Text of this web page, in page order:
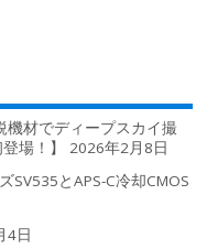
機材でディープスカイ撮
場！】
2026年2月8日
SV535とAPS-C冷却CMOS
4日